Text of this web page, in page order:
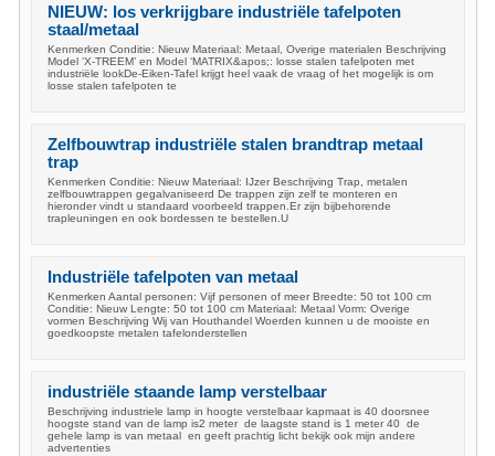
NIEUW: los verkrijgbare industriële tafelpoten
staal/metaal
Kenmerken Conditie: Nieuw Materiaal: Metaal, Overige materialen Beschrijving
Model ‘X-TREEM’ en Model ‘MATRIX&apos;: losse stalen tafelpoten met
industriële lookDe-Eiken-Tafel krijgt heel vaak de vraag of het mogelijk is om
losse stalen tafelpoten te
Zelfbouwtrap industriële stalen brandtrap metaal
trap
Kenmerken Conditie: Nieuw Materiaal: IJzer Beschrijving Trap, metalen
zelfbouwtrappen gegalvaniseerd De trappen zijn zelf te monteren en
hieronder vindt u standaard voorbeeld trappen.Er zijn bijbehorende
trapleuningen en ook bordessen te bestellen.U
Industriële tafelpoten van metaal
Kenmerken Aantal personen: Vijf personen of meer Breedte: 50 tot 100 cm
Conditie: Nieuw Lengte: 50 tot 100 cm Materiaal: Metaal Vorm: Overige
vormen Beschrijving Wij van Houthandel Woerden kunnen u de mooiste en
goedkoopste metalen tafelonderstellen
industriële staande lamp verstelbaar
Beschrijving industriele lamp in hoogte verstelbaar kapmaat is 40 doorsnee
hoogste stand van de lamp is2 meter de laagste stand is 1 meter 40 de
gehele lamp is van metaal en geeft prachtig licht bekijk ook mijn andere
advertenties